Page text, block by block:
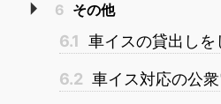
6 その他
6.1 車イスの貸出しを
6.2 車イス対応の公